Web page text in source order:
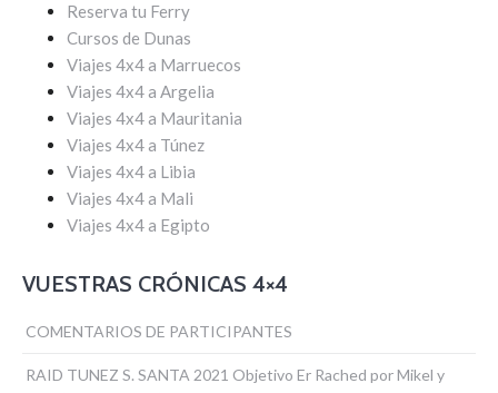
Reserva tu Ferry
Cursos de Dunas
Viajes 4x4 a Marruecos
Viajes 4x4 a Argelia
Viajes 4x4 a Mauritania
Viajes 4x4 a Túnez
Viajes 4x4 a Libia
Viajes 4x4 a Mali
Viajes 4x4 a Egipto
VUESTRAS CRÓNICAS 4×4
COMENTARIOS DE PARTICIPANTES
RAID TUNEZ S. SANTA 2021 Objetivo Er Rached por Mikel y